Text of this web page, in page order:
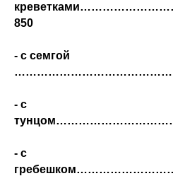
850
- с семгой
- с
- с